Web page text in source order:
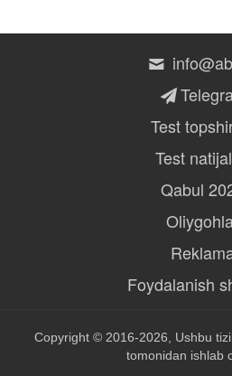
Test
Test
Qabul
Foydalanish
Copyright © 2016-2026, Ushbu
tomonidan ishlab